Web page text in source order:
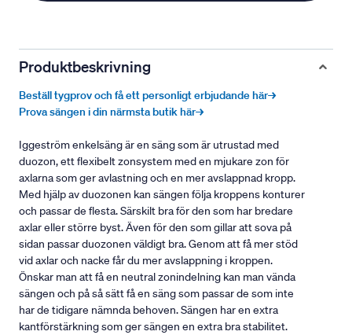
Produktbeskrivning
Beställ tygprov och få ett personligt erbjudande här→
Prova sängen i din närmsta butik här→
Iggeström enkelsäng är en säng som är utrustad med
duozon, ett flexibelt zonsystem med en mjukare zon för
axlarna som ger avlastning och en mer avslappnad kropp.
Med hjälp av duozonen kan sängen följa kroppens konturer
och passar de flesta. Särskilt bra för den som har bredare
axlar eller större byst. Även för den som gillar att sova på
sidan passar duozonen väldigt bra. Genom att få mer stöd
vid axlar och nacke får du mer avslappning i kroppen.
Önskar man att få en neutral zonindelning kan man vända
sängen och på så sätt få en säng som passar de som inte
har de tidigare nämnda behoven. Sängen har en extra
kantförstärkning som ger sängen en extra bra stabilitet.